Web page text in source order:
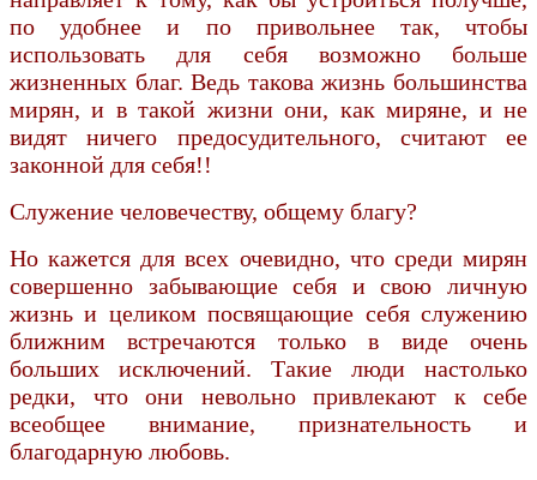
по удобнее и по привольнее так, чтобы
использовать для себя возможно больше
жизненных благ. Ведь такова жизнь большинства
мирян, и в такой жизни они, как миряне, и не
видят ничего предосудительного, считают ее
законной для себя!!
Служение человечеству, общему благу?
Но кажется для всех очевидно, что среди мирян
совершенно забывающие себя и свою личную
жизнь и целиком посвящающие себя служению
ближним встречаются только в виде очень
больших исключений. Такие люди настолько
редки, что они невольно привлекают к себе
всеобщее внимание, признательность и
благодарную любовь.